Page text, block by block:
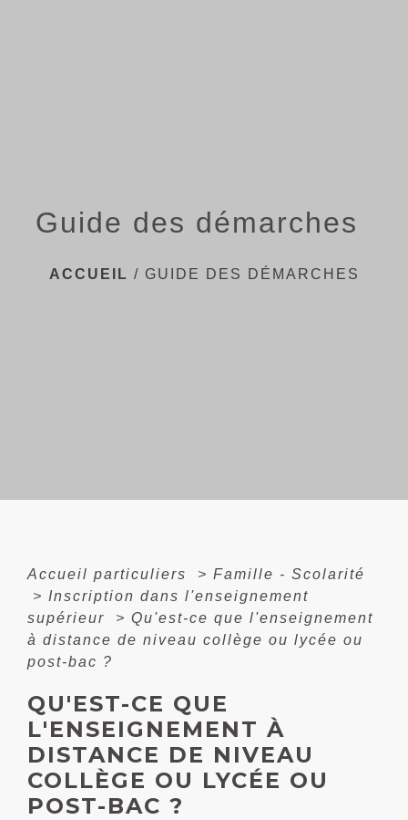
Guide des démarches
ACCUEIL / GUIDE DES DÉMARCHES
Accueil particuliers > Famille - Scolarité
> Inscription dans l'enseignement
supérieur
> Qu'est-ce que l'enseignement
à distance de niveau collège ou lycée ou
post-bac ?
QU'EST-CE QUE
L'ENSEIGNEMENT À
DISTANCE DE NIVEAU
COLLÈGE OU LYCÉE OU
POST-BAC ?